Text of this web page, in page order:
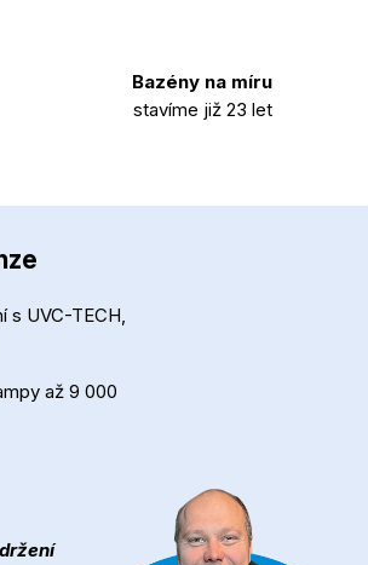
Bazény na míru
stavíme již 23 let
s UVC-TECH,
až 9 000